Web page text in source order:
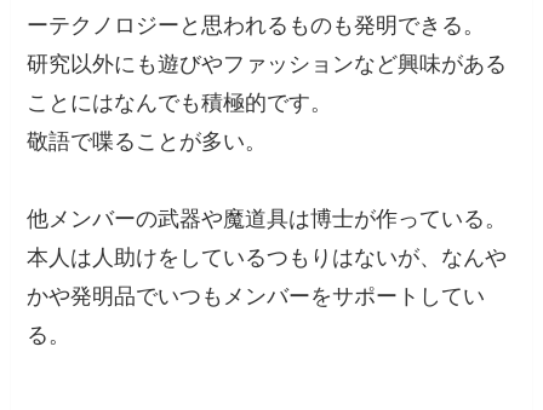
ーテクノロジーと思われるものも発明できる。
研究以外にも遊びやファッションなど興味がある
ことにはなんでも積極的です。
敬語で喋ることが多い。
他メンバーの武器や魔道具は博士が作っている。
本人は人助けをしているつもりはないが、なんや
かや発明品でいつもメンバーをサポートしてい
る。